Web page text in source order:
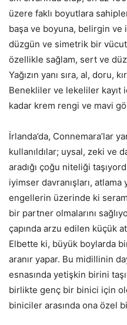
üzere faklı boyutlara
başa ve boyuna, belirgin ve
düzgün ve simetrik bir vücut
özellikle sağlam, sert ve
Yağızın yanı sıra, al, doru,
Benekliler ve lekeliler kayıt
kadar krem rengi ve mavi
İrlanda’da, Connemara’lar
kullanıldılar; uysal, zeki ve
aradığı çoğu niteliği
iyimser davranışları,
engellerin üzerinde ki
bir partner olmalarını
çapında arzu edilen küçük
Elbette ki, büyük boylarda
aranır yapar. Bu midillinin
esnasında yetişkin birini
birlikte genç bir binici için
biniciler arasında ona özel